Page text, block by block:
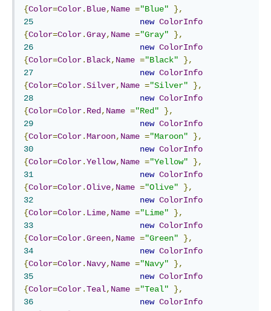
{Color=Color. Blue, Name ="Blue"
},
25
new ColorInfo
{Color=Color.Gray, Name ="Gray"
},
26
new ColorInfo
{Color=Color. Black, Name ="Black"
},
27
new ColorInfo
{Color=Color.Silver, Name ="Silver"
},
28
new ColorInfo
{Color=Color. Red, Name ="Red"
},
29
new ColorInfo
{Color=Color.Maroon, Name ="Maroon"
},
30
new ColorInfo
{Color=Color.Yellow, Name ="Yellow"
},
31
new ColorInfo
{Color=Color.Olive, Name ="Olive"
},
32
new ColorInfo
{Color=Color. Lime, Name ="Lime"
},
33
new ColorInfo
{Color=Color.Green, Name ="Green"
},
34
new ColorInfo
{Color=Color. Navy, Name ="Navy"
},
35
new ColorInfo
{Color=Color.Teal, Name ="Teal"
},
36
new ColorInfo